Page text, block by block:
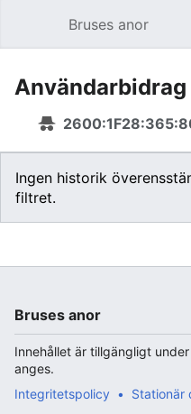
Bruses anor
Användarbidrag
Ingen historik
filtret.
Bruses anor
Innehållet är tillgängligt under
anges.
Integritetspolicy
Stationär